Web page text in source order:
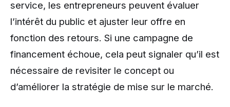
service, les entrepreneurs peuvent évaluer
l’intérêt du public et ajuster leur offre en
fonction des retours. Si une campagne de
financement échoue, cela peut signaler qu’il est
nécessaire de revisiter le concept ou
d’améliorer la stratégie de mise sur le marché.